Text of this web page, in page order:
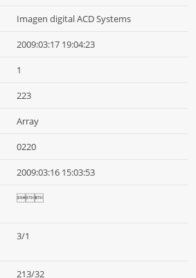
Imagen digital ACD Systems
2009:03:17 19:04:23
1
223
Array
0220
2009:03:16 15:03:53

3/1
213/32